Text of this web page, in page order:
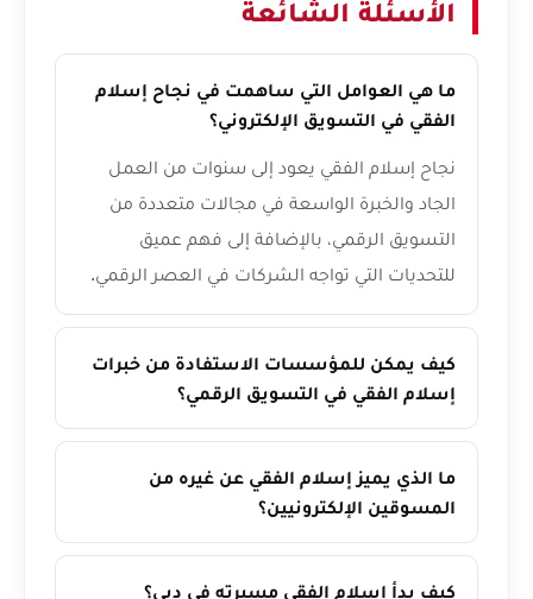
الأسئلة الشائعة
ما هي العوامل التي ساهمت في نجاح إسلام
الفقي في التسويق الإلكتروني؟
نجاح إسلام الفقي يعود إلى سنوات من العمل
الجاد والخبرة الواسعة في مجالات متعددة من
التسويق الرقمي، بالإضافة إلى فهم عميق
للتحديات التي تواجه الشركات في العصر الرقمي.
كيف يمكن للمؤسسات الاستفادة من خبرات
إسلام الفقي في التسويق الرقمي؟
ما الذي يميز إسلام الفقي عن غيره من
المسوقين الإلكترونيين؟
كيف بدأ إسلام الفقي مسيرته في دبي؟